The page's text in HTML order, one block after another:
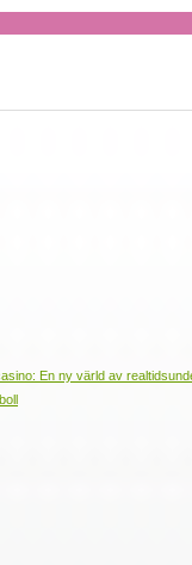
En ny värld av